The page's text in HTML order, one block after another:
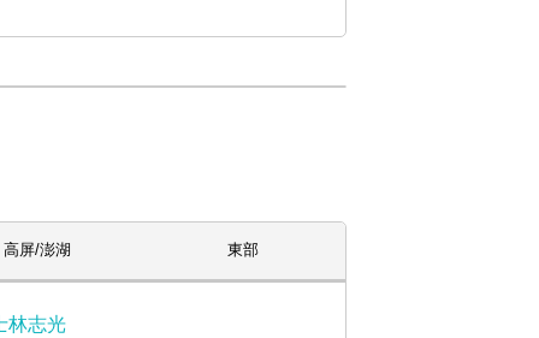
高屏/澎湖 東部
林志光